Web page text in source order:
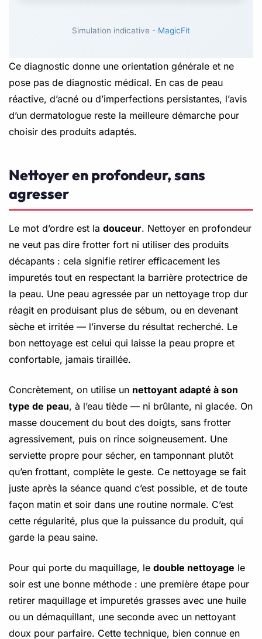
Simulation indicative - MagicFit
Ce diagnostic donne une orientation générale et ne
pose pas de diagnostic médical. En cas de peau
réactive, d’acné ou d’imperfections persistantes, l’avis
d’un dermatologue reste la meilleure démarche pour
choisir des produits adaptés.
Nettoyer en profondeur, sans
agresser
Le mot d’ordre est la douceur. Nettoyer en profondeur
ne veut pas dire frotter fort ni utiliser des produits
décapants : cela signifie retirer efficacement les
impuretés tout en respectant la barrière protectrice de
la peau. Une peau agressée par un nettoyage trop dur
réagit en produisant plus de sébum, ou en devenant
sèche et irritée — l’inverse du résultat recherché. Le
bon nettoyage est celui qui laisse la peau propre et
confortable, jamais tiraillée.
Concrètement, on utilise un nettoyant adapté à son
type de peau, à l’eau tiède — ni brûlante, ni glacée. On
masse doucement du bout des doigts, sans frotter
agressivement, puis on rince soigneusement. Une
serviette propre pour sécher, en tamponnant plutôt
qu’en frottant, complète le geste. Ce nettoyage se fait
juste après la séance quand c’est possible, et de toute
façon matin et soir dans une routine normale. C’est
cette régularité, plus que la puissance du produit, qui
garde la peau saine.
Pour qui porte du maquillage, le double nettoyage le
soir est une bonne méthode : une première étape pour
retirer maquillage et impuretés grasses avec une huile
ou un démaquillant, une seconde avec un nettoyant
doux pour parfaire. Cette technique, bien connue en